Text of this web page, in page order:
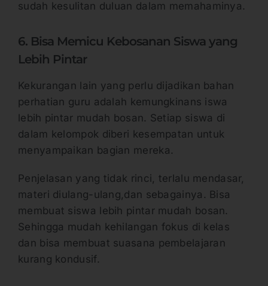
sudah kesulitan duluan dalam memahaminya.
6. Bisa Memicu Kebosanan Siswa yang
Lebih Pintar
Kekurangan lain yang perlu dijadikan bahan
perhatian guru adalah kemungkinans iswa
lebih pintar mudah bosan. Setiap siswa di
dalam kelompok diberi kesempatan untuk
menyampaikan bagian mereka.
Penjelasan yang tidak rinci, terlalu mendasar,
materi diulang-ulang,dan sebagainya. Bisa
membuat siswa lebih pintar mudah bosan.
Sehingga mudah kehilangan fokus di kelas
dan bisa membuat suasana pembelajaran
kurang kondusif.